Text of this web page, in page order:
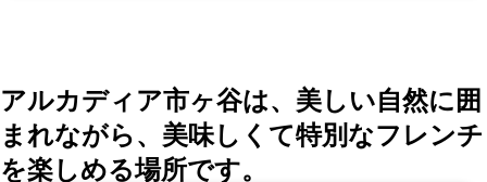
アルカディア市ヶ谷は、美しい自然に囲
まれながら、美味しくて特別なフレンチ
を楽しめる場所です。